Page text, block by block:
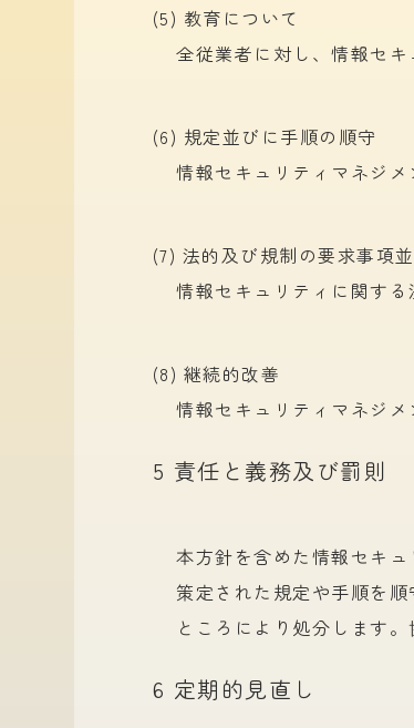
(5) 教育について
全従業者に 対し、情報セキ
(6) 規定並びに手順の順守
情報セキュリティマネジメ
(7) 法的及び規制の要求事項
情報セキュリティに 関する
(8) 継続的改善
情報セキュリティマネジメ
5 責任と義務及び罰則
本方針を含めた情報セキ
策定された 規定や手順を 順
ところに より 処分します。
6 定期的見直し